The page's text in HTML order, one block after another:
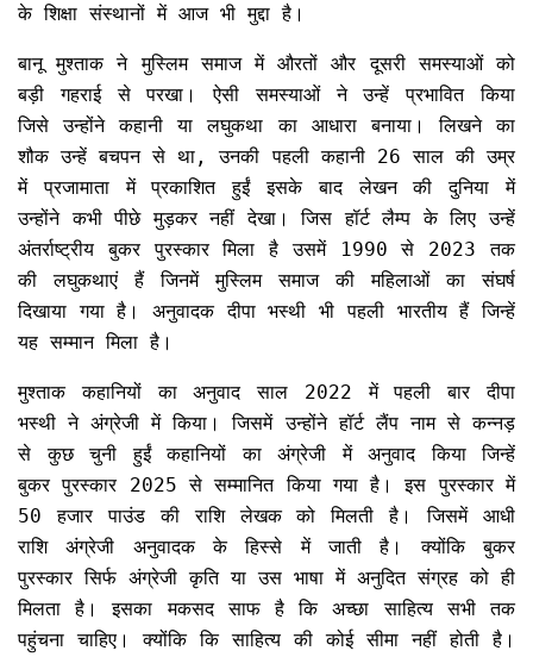
के शिक्षा संस्थानों में आज भी मुद्दा है।
बानू मुश्ताक ने मुस्लिम समाज में औरतों और दूसरी समस्याओं को
बड़ी गहराई से परखा। ऐसी समस्याओं ने उन्हें प्रभावित किया
जिसे उन्होंने कहानी या लघुकथा का आधारा बनाया। लिखने का
शौक उन्हें बचपन से था, उनकी पहली कहानी 26 साल की उम्र
में प्रजामाता में प्रकाशित हुईं इसके बाद लेखन की दुनिया में
उन्होंने कभी पीछे मुड़कर नहीं देखा। जिस हॉर्ट लैम्प के लिए उन्हें
अंतर्राष्ट्रीय बुकर पुरस्कार मिला है उसमें 1990 से 2023 तक
की लघुकथाएं हैं जिनमें मुस्लिम समाज की महिलाओं का संघर्ष
दिखाया गया है। अनुवादक दीपा भस्थी भी पहली भारतीय हैं जिन्हें
यह सम्मान मिला है।
मुश्ताक कहानियों का अनुवाद साल 2022 में पहली बार दीपा
भस्थी ने अंग्रेजी में किया। जिसमें उन्होंने हॉर्ट लैंप नाम से कन्नड़
से कुछ चुनी हुईं कहानियों का अंग्रेजी में अनुवाद किया जिन्हें
बुकर पुरस्कार 2025 से सम्मानित किया गया है। इस पुरस्कार में
50 हजार पाउंड की राशि लेखक को मिलती है। जिसमें आधी
राशि अंग्रेजी अनुवादक के हिस्से में जाती है। क्योंकि बुकर
पुरस्कार सिर्फ अंग्रेजी कृति या उस भाषा में अनुदित संग्रह को ही
मिलता है। इसका मकसद साफ है कि अच्छा साहित्य सभी तक
पहुंचना चाहिए। क्योंकि कि साहित्य की कोई सीमा नहीं होती है।